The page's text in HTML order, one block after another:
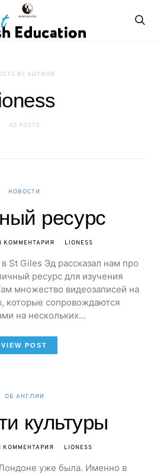
BY AUTHOR
40 POSTS
НОВОСТИ
ресурс
КОММЕНТАРИЯ LIONESS
St Giles Эд рассказал нам про
ресурс для изучения
множество видеозаписей на
которые сопровождаются
на нескольких…
VIEW POST
ОБ АНГЛИИ
культуры
КОММЕНТАРИЯ LIONESS
уже была. Именно в